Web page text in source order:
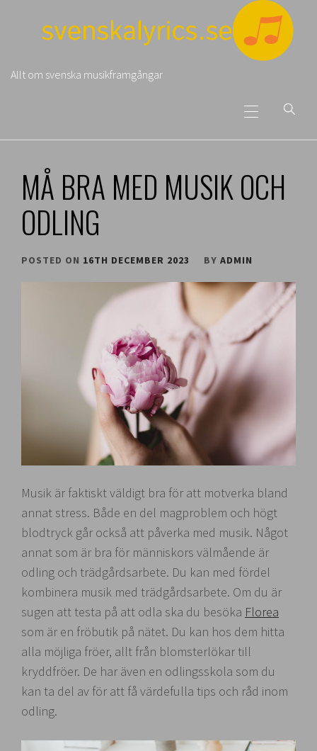
Allt om svenska musikframgångar
Menu
MÅ BRA MED MUSIK OCH
ODLING
POSTED ON 16TH DECEMBER 2023 BY ADMIN
Musik är faktiskt väldigt bra för att motverka bland
annat stress. Både en del magproblem och högt
blodtryck går också att påverka med musik. Något
annat som är bra för människors välmående är
odling och trädgårdsarbete. Du kan med fördel
kombinera musik med trädgårdsarbete. Om du är
sugen att testa på att odla ska du besöka Florea
som är en fröbutik på nätet. Du kan hos dem hitta
alla möjliga fröer, allt från blomsterlökar till
kryddfröer. De har även en odlingsskola som du
kan ta del av för att få värdefulla tips och råd inom
odling.